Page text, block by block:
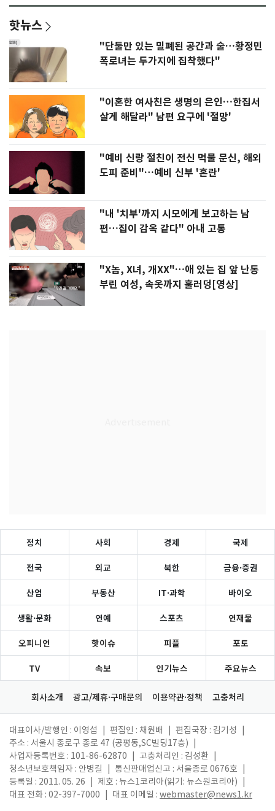
핫뉴스
"단둘만 있는 밀폐된 공간과 술…황정민
폭로녀는 두가지에 집착했다"
"이혼한 여사친은 생명의 은인…한집서
살게 해달라" 남편 요구에 '절망'
"예비 신랑 절친이 전신 먹물 문신, 해외
도피 준비"…예비 신부 '혼란'
"내 '치부'까지 시모에게 보고하는 남
편…집이 감옥 같다" 아내 고통
"X놈, X녀, 개XX"…애 있는 집 앞 난동
부린 여성, 속옷까지 훌러덩[영상]
정치 사회 경제 국제
전국 외교 북한 금융·증권
산업 부동산 IT·과학 바이오
생활·문화 연예 스포츠 연재물
오피니언 핫이슈 피플 포토
TV 속보 인기뉴스 주요뉴스
회사소개 광고/제휴·구매문의 이용약관·정책 고충처리
대표이사/발행인 : 이영섭 편집인 : 채원배 편집국장 : 김기성
주소 : 서울시 종로구 종로 47 (공평동,SC빌딩17층)
사업자등록번호 : 101-86-62870
고충처리인 : 김성환
청소년보호책임자 : 안병길
통신판매업신고 : 서울종로 0676호
등록일 : 2011. 05. 26
제호 : 뉴스1코리아(읽기: 뉴스원코리아)
대표 전화 : 02-397-7000
대표 이메일 : webmaster@news1.kr